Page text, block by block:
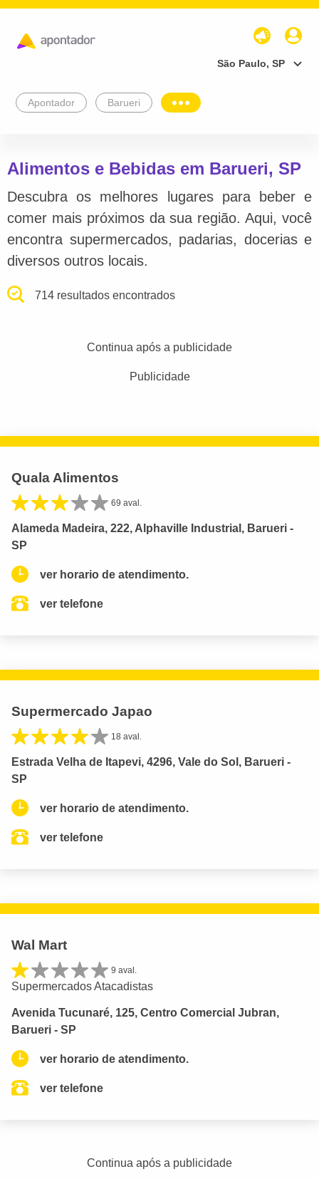
São Paulo, SP
Apontador Barueri
Alimentos e Bebidas em Barueri, SP
Descubra os melhores lugares para beber e
comer mais próximos da sua região. Aqui, você
encontra supermercados, padarias, docerias e
diversos outros locais.
714 resultados encontrados
Continua após a publicidade
Publicidade
Quala Alimentos
69 aval.
Alameda Madeira, 222, Alphaville Industrial, Barueri -
SP
ver horario de atendimento.
ver telefone
Supermercado Japao
18 aval.
Estrada Velha de Itapevi, 4296, Vale do Sol, Barueri -
SP
ver horario de atendimento.
ver telefone
Wal Mart
9 aval.
Supermercados Atacadistas
Avenida Tucunaré, 125, Centro Comercial Jubran,
Barueri - SP
ver horario de atendimento.
ver telefone
Continua após a publicidade